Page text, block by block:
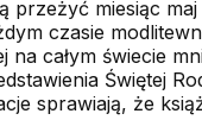
przeżyć miesiąc
czasie
całym świecie
Świętej
sprawiają, że